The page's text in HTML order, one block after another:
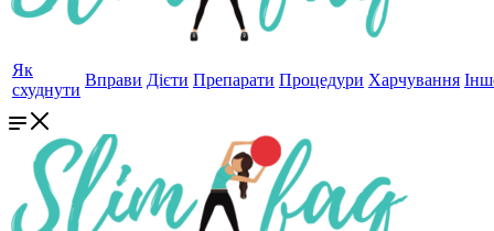
Як
схуднути
Вправи Дієти Препарати Процедури Харчування